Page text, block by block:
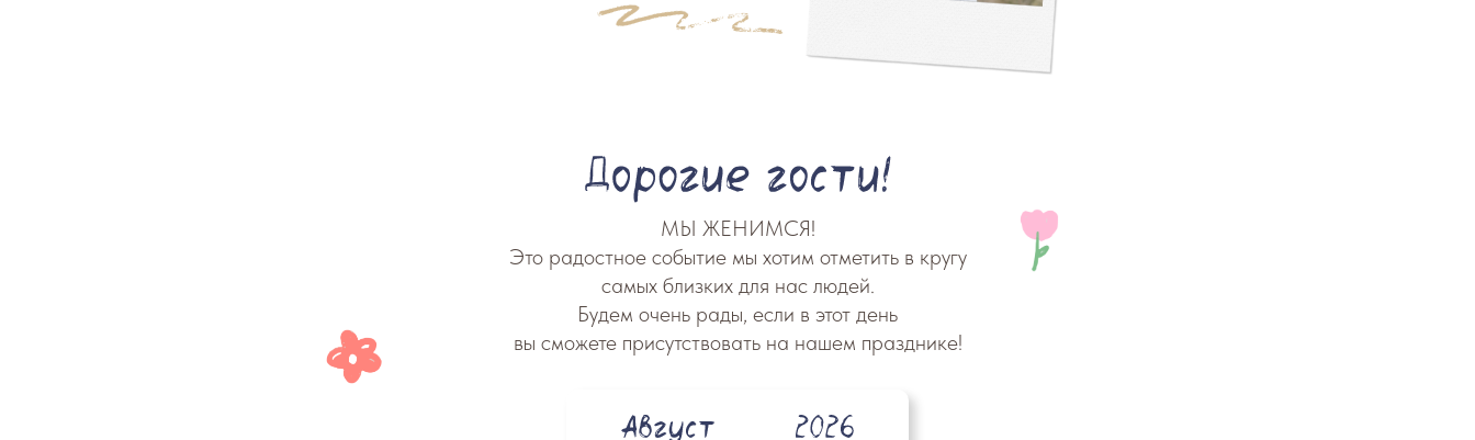
МЫ ЖЕНИМСЯ!
Это радостное событие мы хотим отметить в кругу
самых близких для нас людей.
Будем очень рады, если в этот день
вы сможете присутствовать на нашем празднике!